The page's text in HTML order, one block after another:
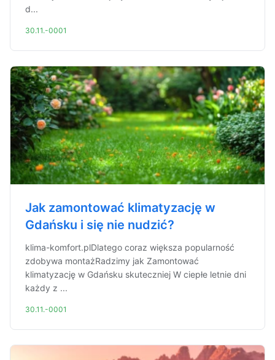
d...
30.11.-0001
Jak zamontować klimatyzację w
Gdańsku i się nie nudzić?
klima-komfort.plDlatego coraz większa popularność
zdobywa montażRadzimy jak Zamontować
klimatyzację w Gdańsku skuteczniej W ciepłe letnie dni
każdy z ...
30.11.-0001